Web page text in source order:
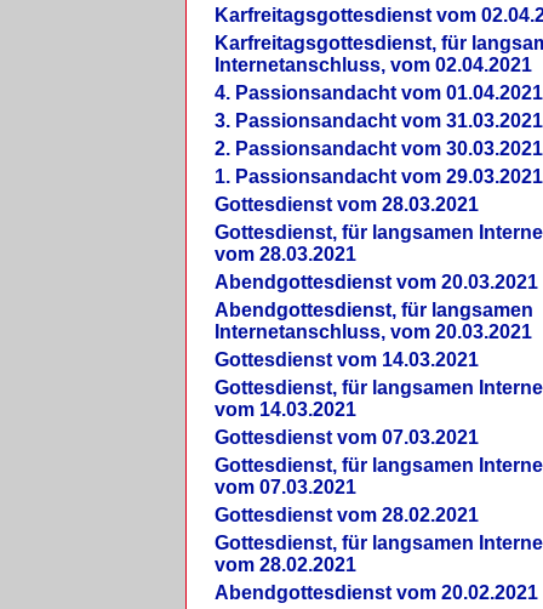
Karfreitagsgottesdienst vom
Karfreitagsgottesdienst, für
Internetanschluss, vom 02.04.2021
4. Passionsandacht vom 01.04.2021
3. Passionsandacht vom 31.03.2021
2. Passionsandacht vom 30.03.2021
1. Passionsandacht vom 29.03.2021
Gottesdienst vom 28.03.2021
Gottesdienst, für langsamen
vom 28.03.2021
Abendgottesdienst vom 20.03.2021
Abendgottesdienst, für langsamen
Internetanschluss, vom 20.03.2021
Gottesdienst vom 14.03.2021
Gottesdienst, für langsamen
vom 14.03.2021
Gottesdienst vom 07.03.2021
Gottesdienst, für langsamen
vom 07.03.2021
Gottesdienst vom 28.02.2021
Gottesdienst, für langsamen
vom 28.02.2021
Abendgottesdienst vom 20.02.2021